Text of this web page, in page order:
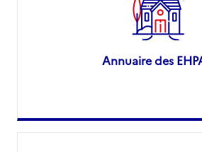
Annuaire des